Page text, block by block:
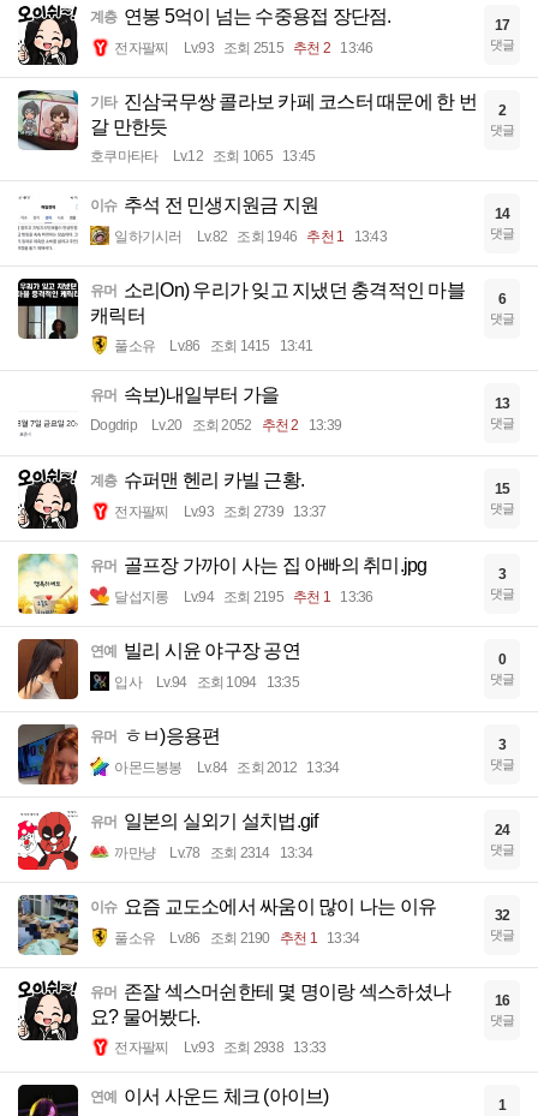
계층 연봉 5억이 넘는 수중용접 장단점.
전자팔찌 Lv.93 조회 2515 추천 2 13:46
17
댓글
기타 진삼국무쌍 콜라보 카페 코스터 때문에 한 번
갈 만한듯
호쿠마타타 Lv.12 조회 1065 13:45
2
댓글
이슈 추석 전 민생지원금 지원
일하기시러 Lv.82 조회 1946 추천 1 13:43
14
댓글
유머 소리On) 우리가 잊고 지냈던 충격적인 마블
캐릭터
풀소유 Lv.86 조회 1415 13:41
6
댓글
유머 속보)내일부터 가을
Dogdrip Lv.20 조회 2052 추천 2 13:39
13
댓글
계층 슈퍼맨 헨리 카빌 근황.
전자팔찌 Lv.93 조회 2739 13:37
15
댓글
유머 골프장 가까이 사는 집 아빠의 취미.jpg
달섭지롱 Lv.94 조회 2195 추천 1 13:36
3
댓글
연예 빌리 시윤 야구장 공연
입사 Lv.94 조회 1094 13:35
0
댓글
유머 ㅎㅂ)응용편
아몬드봉봉 Lv.84 조회 2012 13:34
3
댓글
유머 일본의 실외기 설치법.gif
까만냥 Lv.78 조회 2314 13:34
24
댓글
이슈 요즘 교도소에서 싸움이 많이 나는 이유
풀소유 Lv.86 조회 2190 추천 1 13:34
32
댓글
유머 존잘 섹스머쉰한테 몇 명이랑 섹스하셨나
요? 물어봤다.
전자팔찌 Lv.93 조회 2938 13:33
16
댓글
연예 이서 사운드 체크 (아이브) 1